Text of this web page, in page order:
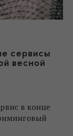
сервисы
весной
в конце